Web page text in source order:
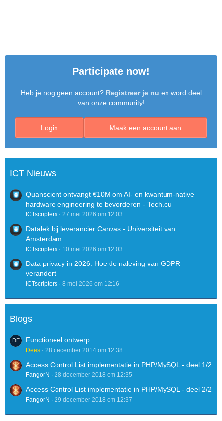
Participate now!
Heb je nog geen account? Registreer je nu en word deel
van onze community!
Maak een account aan
Login
ICT Nieuws
Quanscient ontvangt €10M om AI- en kwantum-native
hardware engineering te bevorderen - Tech.eu
ICTscripters 27 mei 2026 om 12:03
Datalek bij leverancier Canvas - Universiteit van
Amsterdam
ICTscripters 10 mei 2026 om 12:03
Data privacy in 2026: Hoe de naleving van GDPR
verandert
ICTscripters 8 mei 2026 om 12:16
Blogs
Functioneel ontwerp
Dees 28 december 2014 om 12:38
Access Control List implementatie in PHP/MySQL - deel 1/2
FangorN 28 december 2018 om 12:35
Access Control List implementatie in PHP/MySQL - deel 2/2
FangorN 29 december 2018 om 12:37